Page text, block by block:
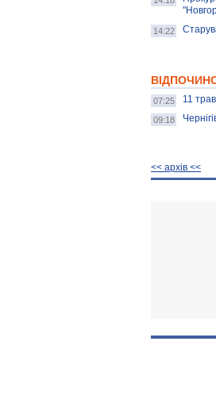
14:22
07:25 11
09:18
<< архiв <<